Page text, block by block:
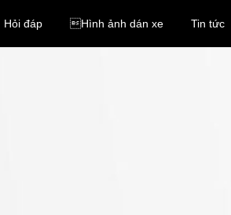
Hỏi đáp Hình ảnh dán xe Tin tức